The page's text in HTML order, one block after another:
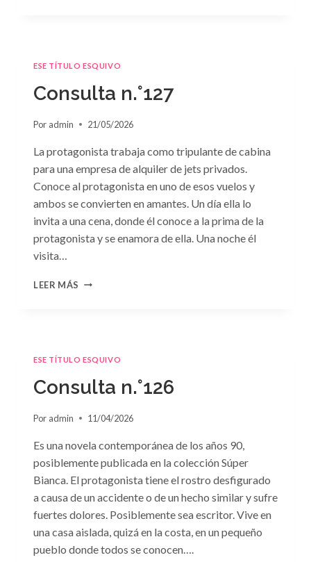
JANET
DAILEY
ESE TÍTULO ESQUIVO
Consulta n.°127
Por admin 21/05/2026
La protagonista trabaja como tripulante de cabina
para una empresa de alquiler de jets privados.
Conoce al protagonista en uno de esos vuelos y
ambos se convierten en amantes. Un día ella lo
invita a una cena, donde él conoce a la prima de la
protagonista y se enamora de ella. Una noche él
visita…
LEER MÁS CONSULTA
ESE TÍTULO ESQUIVO
Consulta n.°126
Por admin 11/04/2026
Es una novela contemporánea de los años 90,
posiblemente publicada en la colección Súper
Bianca. El protagonista tiene el rostro desfigurado
a causa de un accidente o de un hecho similar y sufre
fuertes dolores. Posiblemente sea escritor. Vive en
una casa aislada, quizá en la costa, en un pequeño
pueblo donde todos se conocen….